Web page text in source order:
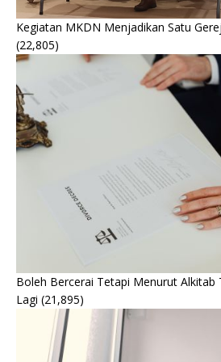
Kegiatan MKDN Menjadikan Satu
(22,805)
Boleh Bercerai Tetapi Menurut Alkitab
Lagi (21,895)